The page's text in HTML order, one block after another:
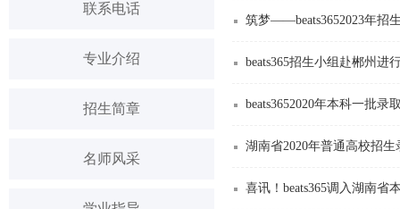
联系电话
专业介绍
招生简章
名师风采
筑梦——beats3652023年招
beats365招生小组赴郴州进
beats3652020年本科一批录
湖南省2020年普通高校招生
喜讯！beats365调入湖南省